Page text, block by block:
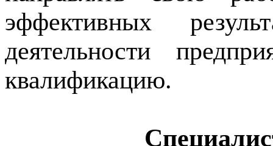
эффективных
деятельности
квалификацию.